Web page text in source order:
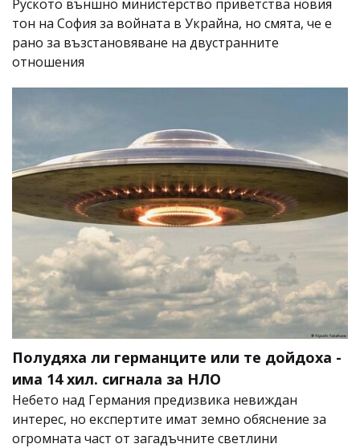
Руското външно министерство приветства новия
тон на София за войната в Украйна, но смята, че е
рано за възстановяване на двустранните
отношения
Полудяха ли германците или те дойдоха -
има 14 хил. сигнала за НЛО
Небето над Германия предизвика невиждан
интерес, но експертите имат земно обяснение за
огромната част от загадъчните светлини